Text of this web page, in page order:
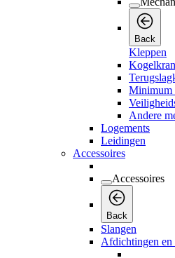
Back
Kleppen
Minimum
Andere
Logements
Leidingen
Accessoires
Accessoires
Back
Slangen
Afdichtingen en